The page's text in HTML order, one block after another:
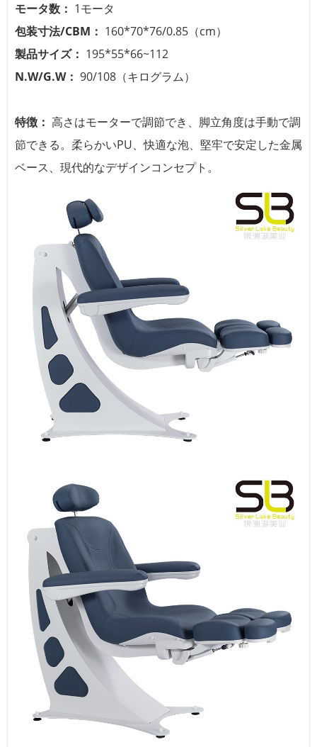
モータ数： 1モータ
包装寸法/CBM： 160*70*76/0.85（cm）
製品サイズ： 195*55*66~112
N.W/G.W： 90/108（キログラム）
特徴： 高さはモーターで調節でき、脚立角度は手動で調
節できる。柔らかいPU、快適な泡、堅牢で安定した金属
ベース、現代的なデザインコンセプト。